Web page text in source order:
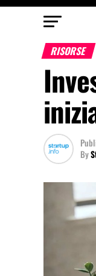
RISORSE
By